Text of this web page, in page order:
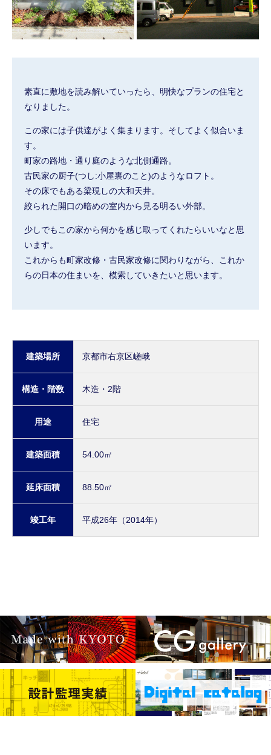
素直に敷地を読み解いていったら、明快なプランの住宅と
なりました。
この家には子供達がよく集まります。そしてよく似合いま
す。
町家の路地・通り庭のような北側通路。
古民家の厨子(つし:小屋裏のこと)のようなロフト。
その床でもある梁現しの大和天井。
絞られた開口の暗めの室内から見る明るい外部。
少しでもこの家から何かを感じ取ってくれたらいいなと思
います。
これからも町家改修・古民家改修に関わりながら、これか
らの日本の住まいを、模索していきたいと思います。
建築場所 京都市右京区嵯峨
構造・階数 木造・2階
用途 住宅
建築面積 54.00㎡
延床面積 88.50㎡
竣工年 平成26年（2014年）